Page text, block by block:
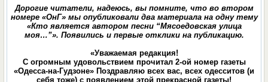
Дорогие читатели, надеюсь, вы помните, что во втором
номере «ОнГ» мы опубликовали два материала на одну тему
«Кто является автором песни “Мясоедовская улица
моя…”». Появились и первые отклики на публикацию.
«Уважаемая редакция!
С огромным удовольствием прочитал 2-ой номер газеты
«Одесса-на-Гудзоне» Поздравляю всех вас, всех одесситов (и
себя тоже) с появлением этой прекрасной газеты!